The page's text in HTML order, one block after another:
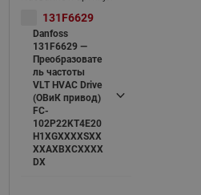
131F6629
Danfoss
131F6629 —
Преобразовате
ль частоты
VLT HVAC Drive
(ОВиК привод)
FC-
102P22KT4E20
H1XGXXXXSXX
XXAXBXCXXXX
DX